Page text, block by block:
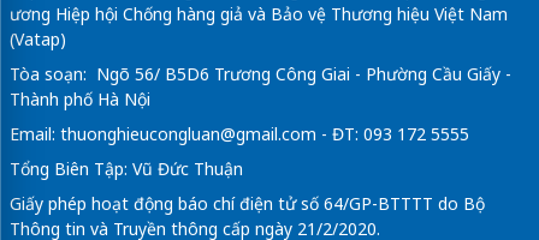
ương Hiệp hội Chống hàng giả và Bảo vệ Thương hiệu Việt Nam
(Vatap)
Tòa soạn: Ngõ 56/ B5D6 Trương Công Giai - Phường Cầu Giấy -
Thành phố Hà Nội
Email: thuonghieucongluan@gmail.com - ĐT: 093 172 5555
Tổng Biên Tập: Vũ Đức Thuận
Giấy phép hoạt động báo chí điện tử số 64/GP-BTTTT do Bộ
Thông tin và Truyền thông cấp ngày 21/2/2020.